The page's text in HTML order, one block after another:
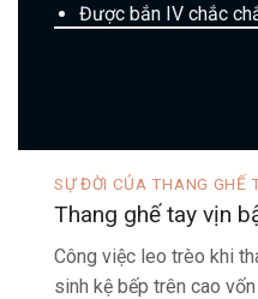
Được bắn IV chắc
SỰ ĐỜI CỦA THANG GHẾ
Thang ghế tay vịn
Công việc leo trèo khi
sinh kệ bếp trên cao